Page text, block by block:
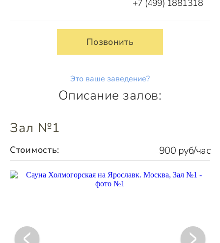
+7 (499) 1881318
Позвонить
Это ваше заведение?
Описание залов:
Зал №1
Стоимость: 900 руб/час